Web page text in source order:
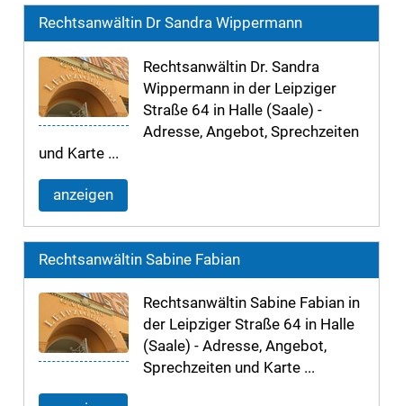
Rechtsanwältin Dr Sandra Wippermann
Rechtsanwältin Dr. Sandra
Wippermann in der Leipziger
Straße 64 in Halle (Saale) -
Adresse, Angebot, Sprechzeiten
und Karte ...
anzeigen
Rechtsanwältin Sabine Fabian
Rechtsanwältin Sabine Fabian in
der Leipziger Straße 64 in Halle
(Saale) - Adresse, Angebot,
Sprechzeiten und Karte ...